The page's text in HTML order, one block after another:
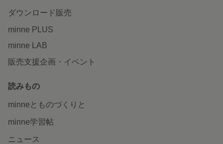
ダウンロード販売
minne PLUS
minne LAB
販売支援企画・イベント
読みもの
minneとものづくりと
minne学習帖
ニュース